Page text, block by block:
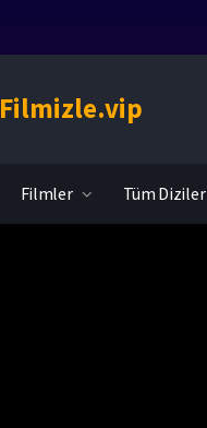
Filmizle.vip
Filmler Tüm Diziler